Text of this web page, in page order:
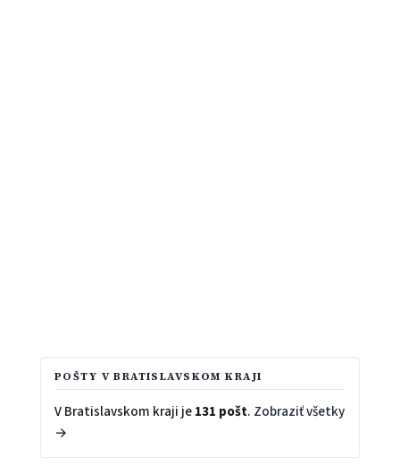
POŠTY V BRATISLAVSKOM KRAJI
V Bratislavskom kraji je131 pošt. Zobraziť všetky
→